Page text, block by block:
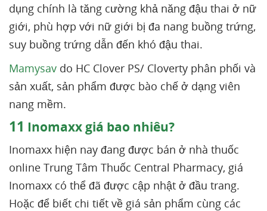
dụng chính là tăng cường khả năng đậu thai ở nữ
giới, phù hợp với nữ giới bị đa nang buồng trứng,
suy buồng trứng dẫn đến khó đậu thai.
Mamysav do HC Clover PS/ Cloverty phân phối và
sản xuất, sản phẩm được bào chế ở dạng viên
nang mềm.
11 Inomaxx giá bao nhiêu?
Inomaxx hiện nay đang được bán ở nhà thuốc
online Trung Tâm Thuốc Central Pharmacy, giá
Inomaxx có thể đã được cập nhật ở đầu trang.
Hoặc để biết chi tiết về giá sản phẩm cùng các